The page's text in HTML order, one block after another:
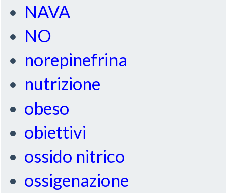
NAVA
NO
norepinefrina
nutrizione
obeso
obiettivi
ossido nitrico
ossigenazione